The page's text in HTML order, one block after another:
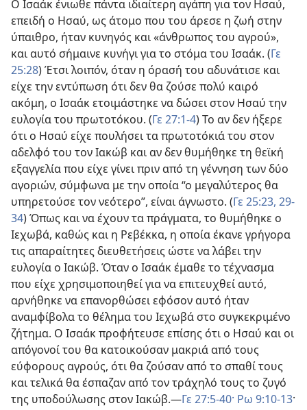
Ο Ισαάκ ένιωθε πάντα ιδιαίτερη αγάπη για τον Ησαύ,
επειδή ο Ησαύ, ως άτομο που του άρεσε η ζωή στην
ύπαιθρο, ήταν κυνηγός και «άνθρωπος του αγρού»,
και αυτό σήμαινε κυνήγι για το στόμα του Ισαάκ. (Γε
25:28) Έτσι λοιπόν, όταν η όρασή του αδυνάτισε και
είχε την εντύπωση ότι δεν θα ζούσε πολύ καιρό
ακόμη, ο Ισαάκ ετοιμάστηκε να δώσει στον Ησαύ την
ευλογία του πρωτοτόκου. (Γε 27:1-4) Το αν δεν ήξερε
ότι ο Ησαύ είχε πουλήσει τα πρωτοτόκιά του στον
αδελφό του τον Ιακώβ και αν δεν θυμήθηκε τη θεϊκή
εξαγγελία που είχε γίνει πριν από τη γέννηση των δύο
αγοριών, σύμφωνα με την οποία “ο μεγαλύτερος θα
υπηρετούσε τον νεότερο”, είναι άγνωστο. (Γε 25:23, 29-
34) Όπως και να έχουν τα πράγματα, το θυμήθηκε ο
Ιεχωβά, καθώς και η Ρεβέκκα, η οποία έκανε γρήγορα
τις απαραίτητες διευθετήσεις ώστε να λάβει την
ευλογία ο Ιακώβ. Όταν ο Ισαάκ έμαθε το τέχνασμα
που είχε χρησιμοποιηθεί για να επιτευχθεί αυτό,
αρνήθηκε να επανορθώσει εφόσον αυτό ήταν
αναμφίβολα το θέλημα του Ιεχωβά στο συγκεκριμένο
ζήτημα. Ο Ισαάκ προφήτευσε επίσης ότι ο Ησαύ και οι
απόγονοί του θα κατοικούσαν μακριά από τους
εύφορους αγρούς, ότι θα ζούσαν από το σπαθί τους
και τελικά θα έσπαζαν από τον τράχηλό τους το ζυγό
της υποδούλωσης στον Ιακώβ.—Γε 27:5-40· Ρω 9:10-13·